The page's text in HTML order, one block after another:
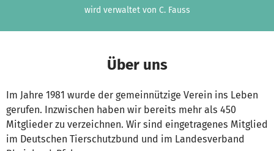
wird verwaltet von C. Fauss
Über uns
Im Jahre 1981 wurde der gemeinnützige Verein ins Leben
gerufen. Inzwischen haben wir bereits mehr als 450
Mitglieder zu verzeichnen. Wir sind eingetragenes Mitglied
im Deutschen Tierschutzbund und im Landesverband